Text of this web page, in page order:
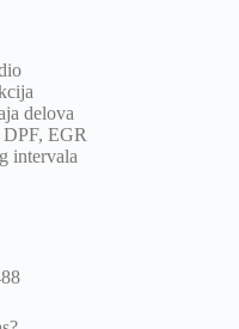
delova
EGR
intervala